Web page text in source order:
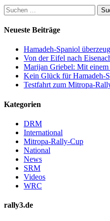
Suchen
nach:
Neueste Beiträge
Hamadeh-Spaniol
Von der Eifel nach
Marijan Griebel: Mit
Kein Glück für Hamadeh-
Testfahrt zum Mitropa-
Kategorien
DRM
International
Mitropa-Rally-Cup
National
News
SRM
Videos
WRC
rally3.de